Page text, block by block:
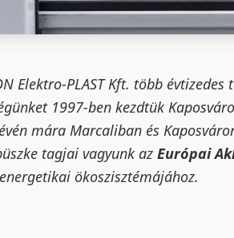
Elektro-PLAST Kft. több
1997-ben kezdtük
mára Marcaliban és
tagjai vagyunk az Európai
ökoszisztémájához.